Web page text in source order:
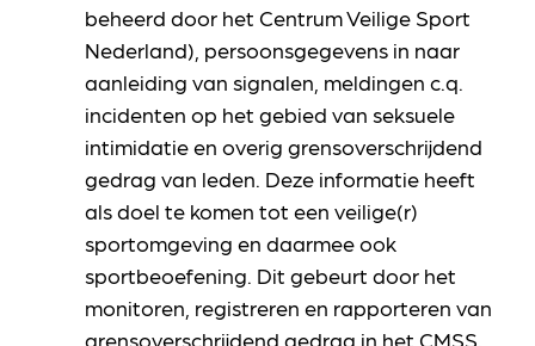
beheerd door het Centrum Veilige Sport
Nederland), persoonsgegevens in naar
aanleiding van signalen, meldingen c.q.
incidenten op het gebied van seksuele
intimidatie en overig grensoverschrijdend
gedrag van leden. Deze informatie heeft
als doel te komen tot een veilige(r)
sportomgeving en daarmee ook
sportbeoefening. Dit gebeurt door het
monitoren, registreren en rapporteren van
grensoverschrijdend gedrag in het CMSS.